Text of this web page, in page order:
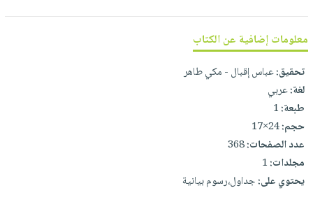
نيل
وفرات
انشر
كتابك
تواصل
معنا
معلومات إضافية عن الكتاب
تحقيق:عباس إقبال - مكي طاهر
لغة:عربي
طبعة:1
حجم:24×17
عدد الصفحات:368
مجلدات:1
يحتوي على:جداول،رسوم بيانية